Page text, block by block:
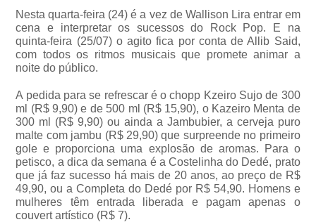
Nesta quarta-feira (24) é a vez de Wallison Lira entrar em
cena e interpretar os sucessos do Rock Pop. E na
quinta-feira (25/07) o agito fica por conta de Allib Said,
com todos os ritmos musicais que promete animar a
noite do público.
A pedida para se refrescar é o chopp Kzeiro Sujo de 300
ml (R$ 9,90) e de 500 ml (R$ 15,90), o Kazeiro Menta de
300 ml (R$ 9,90) ou ainda a Jambubier, a cerveja puro
malte com jambu (R$ 29,90) que surpreende no primeiro
gole e proporciona uma explosão de aromas. Para o
petisco, a dica da semana é a Costelinha do Dedé, prato
que já faz sucesso há mais de 20 anos, ao preço de R$
49,90, ou a Completa do Dedé por R$ 54,90. Homens e
mulheres têm entrada liberada e pagam apenas o
couvert artístico (R$ 7).